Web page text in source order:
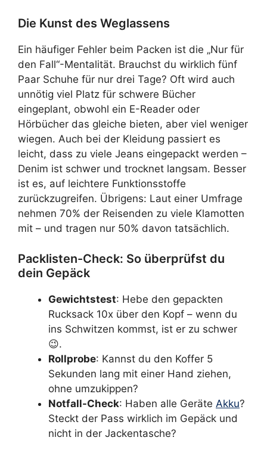
Die Kunst des Weglassens
Ein häufiger Fehler beim Packen ist die „Nur für
den Fall“-Mentalität. Brauchst du wirklich fünf
Paar Schuhe für nur drei Tage? Oft wird auch
unnötig viel Platz für schwere Bücher
eingeplant, obwohl ein E-Reader oder
Hörbücher das gleiche bieten, aber viel weniger
wiegen. Auch bei der Kleidung passiert es
leicht, dass zu viele Jeans eingepackt werden –
Denim ist schwer und trocknet langsam. Besser
ist es, auf leichtere Funktionsstoffe
zurückzugreifen. Übrigens: Laut einer Umfrage
nehmen 70% der Reisenden zu viele Klamotten
mit – und tragen nur 50% davon tatsächlich.
Packlisten-Check: So überprüfst du
dein Gepäck
Gewichtstest: Hebe den gepackten
Rucksack 10x über den Kopf – wenn du
ins Schwitzen kommst, ist er zu schwer
😉.
Rollprobe: Kannst du den Koffer 5
Sekunden lang mit einer Hand ziehen,
ohne umzukippen?
Notfall-Check: Haben alle Geräte Akku?
Steckt der Pass wirklich im Gepäck und
nicht in der Jackentasche?